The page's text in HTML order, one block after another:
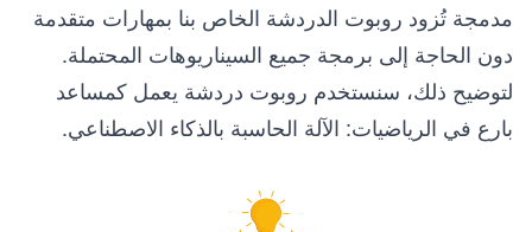
مدمجة تُزود روبوت الدردشة الخاص بنا بمهارات متقدمة
دون الحاجة إلى برمجة جميع السيناريوهات المحتملة.
لتوضيح ذلك، سنستخدم روبوت دردشة يعمل كمساعد
بارع في الرياضيات: الآلة الحاسبة بالذكاء الاصطناعي.